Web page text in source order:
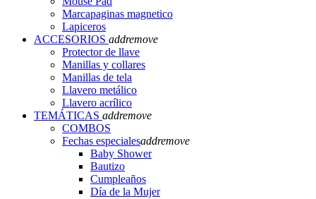
Marcapaginas magnetico
Lapiceros
ACCESORIOS addremove
Protector de llave
Manillas y collares
Manillas de tela
Llavero metálico
Llavero acrílico
TEMÁTICAS addremove
COMBOS
Fechas especialesaddremove
Baby Shower
Bautizo
Cumpleaños
Día de la Mujer